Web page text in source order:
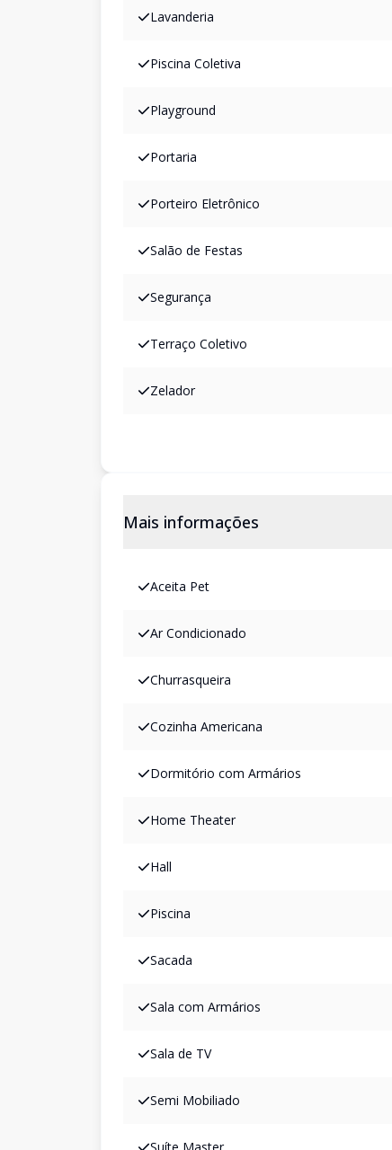
Lavanderia
Piscina Coletiva
Playground
Portaria
Porteiro Eletrônico
Salão de Festas
Segurança
Terraço Coletivo
Zelador
Mais informações
Aceita Pet
Ar Condicionado
Churrasqueira
Cozinha Americana
Dormitório com Armários
Home Theater
Hall
Piscina
Sacada
Sala com Armários
Sala de TV
Semi Mobiliado